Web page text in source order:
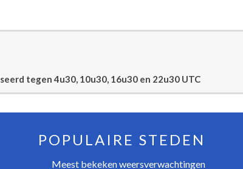
tegen 4u30, 10u30, 16u30 en 22u30 UTC
POPULAIRE STEDEN
Meest bekeken weersverwachtingen